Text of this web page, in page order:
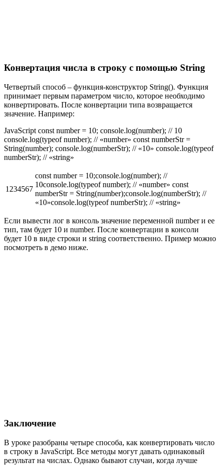
Конвертация числа в строку с помощью String
Четвертый способ – функция-конструктор String(). Функция
принимает первым параметром число, которое необходимо
конвертировать. После конвертации типа возвращается
значение. Например:
JavaScript const number = 10; console.log(number); // 10
console.log(typeof number); // «number» const numberStr =
String(number); console.log(numberStr); // «10» console.log(typeof
numberStr); // «string»
1234567
const number = 10;console.log(number); //
10console.log(typeof number); // «number» const
numberStr = String(number);console.log(numberStr); //
«10»console.log(typeof numberStr); // «string»
Если вывести лог в консоль значение переменной number и ее
тип, там будет 10 и number. После конвертации в консоли
будет 10 в виде строки и string cоответственно. Пример можно
посмотреть в демо ниже.
Заключение
В уроке разобраны четыре способа, как конвертировать число
в строку в JavaScript. Все методы могут давать одинаковый
результат на числах. Однако бывают случаи, когда лучше